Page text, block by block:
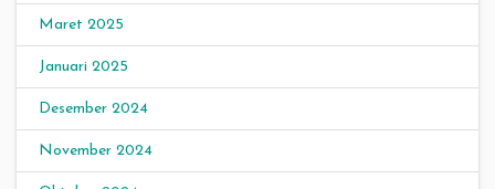
Maret 2025
Januari 2025
Desember 2024
November 2024